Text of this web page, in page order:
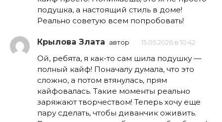
подушка, а настоящий стиль в доме!
Реально советую всем попробовать!
Крылова Злата автор 15.05.2026 в 10:42
Ой, ребята, я как-то сам шила подушку —
полный кайф! Поначалу думала, что это
сложно, а потом втянулась, прям
кайфовалась. Такие моменты реально
заряжают творчеством! Теперь хочу еще
пару сделать, чтобы диванчик оживить.